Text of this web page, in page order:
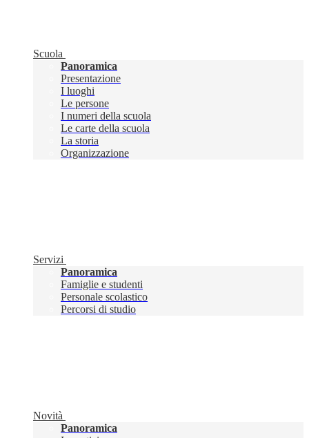
Scuola
Panoramica
Presentazione
I luoghi
Le persone
I numeri della scuola
Le carte della scuola
La storia
Organizzazione
Servizi
Panoramica
Famiglie e studenti
Personale scolastico
Percorsi di studio
Novità
Panoramica